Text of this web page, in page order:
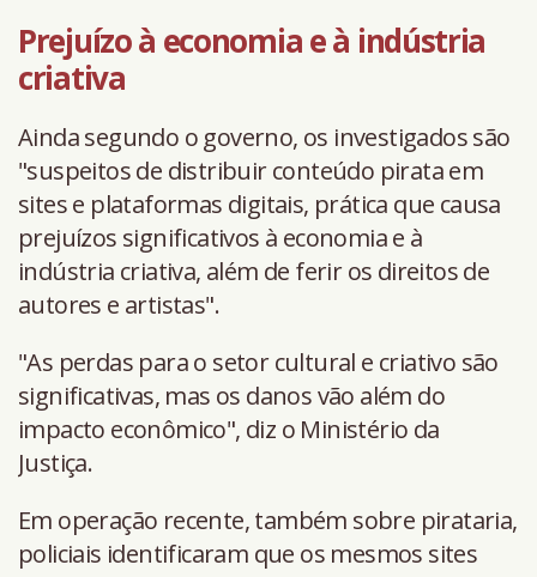
Prejuízo à economia e à indústria
criativa
Ainda segundo o governo, os investigados são
"suspeitos de distribuir conteúdo pirata em
sites e plataformas digitais, prática que causa
prejuízos significativos à economia e à
indústria criativa, além de ferir os direitos de
autores e artistas".
"As perdas para o setor cultural e criativo são
significativas, mas os danos vão além do
impacto econômico", diz o Ministério da
Justiça.
Em operação recente, também sobre pirataria,
policiais identificaram que os mesmos sites